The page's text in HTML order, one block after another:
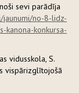
sevi parādīja
no-8-lidz-
kanona-konkursa-
vidusskola, S.
vispārizglītojošā